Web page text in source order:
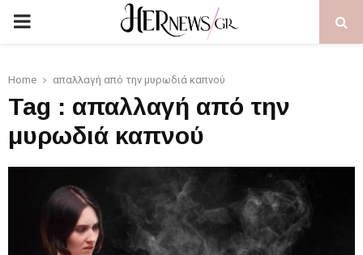
PRIMARY
Home απαλλαγή από την μυρωδιά καπνού
Tag : απαλλαγή από την
μυρωδιά καπνού